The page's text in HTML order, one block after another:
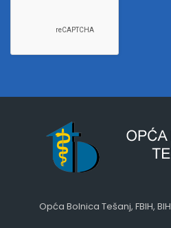
Opća Bolnica Tešanj, FBIH, BIH